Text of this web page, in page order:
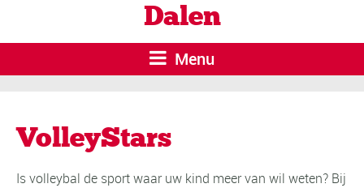
Dalen
Menu
VolleyStars
Is volleybal de sport waar uw kind meer van wil weten? Bij